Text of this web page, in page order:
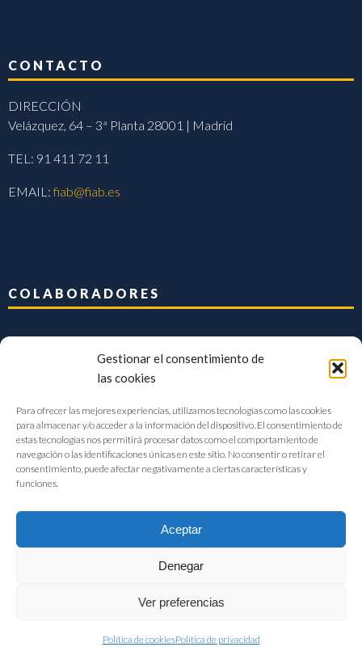
Gestionar el consentimiento de
las cookies
Para ofrecer las mejores experiencias, utilizamos tecnologías como las cookies
para almacenar y/o acceder a la información del dispositivo. El consentimiento de
estas tecnologías nos permitirá procesar datos como el comportamiento de
navegación o las identificaciones únicas en este sitio. No consentir o retirar el
consentimiento, puede afectar negativamente a ciertas características y
funciones.
Aceptar
Denegar
Ver preferencias
Política de cookiesPolítica de privacidad
CONTACTO
DIRECCIÓN
Velázquez, 64 – 3ª Planta 28001 | Madrid
TEL: 91 411 72 11
EMAIL:fiab@fiab.es
COLABORADORES
FIAB Federación Española de Industrias de la Alimentación y Bebidas